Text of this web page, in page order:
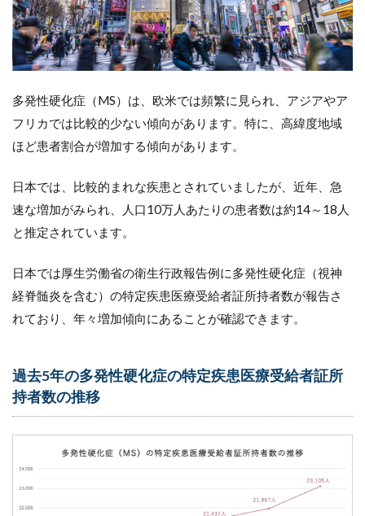
援
8.1.1
多職種
アプロ
8.1.2
生活援
助
心理面
への配
慮
レスパ
イト入
院の検
急性増
悪の早
期発見
護
導
多発性硬化症（MS）は、欧米では頻繁に見られ、アジアやア
フリカでは比較的少ない傾向があります。特に、高緯度地域
ほど患者割合が増加する傾向があります。
日本では、比較的まれな疾患とされていましたが、近年、急
速な増加がみられ、人口10万人あたりの患者数は約14～18人
と推定されています。
日本では厚生労働省の衛生行政報告例に多発性硬化症（視神
経脊髄炎を含む）の特定疾患医療受給者証所持者数が報告さ
れており、年々増加傾向にあることが確認できます。
過去5年の多発性硬化症の特定疾患医療受給者証所
持者数の推移